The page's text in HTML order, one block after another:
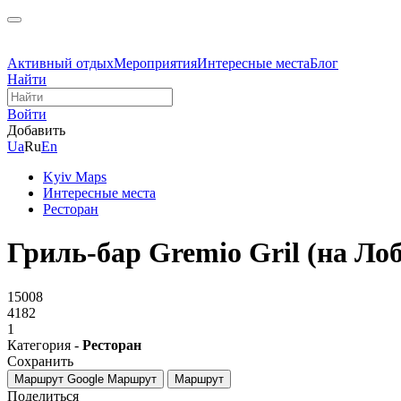
Активный отдыхМероприятияИнтересные местаБлог
Найти
Войти
Добавить
UaRuEn
Kyiv Maps
Интересные места
Ресторан
Гриль-бар Gremio Gril (на
15008
4182
1
Категория - Ресторан
Сохранить
Маршрут Google Маршрут Маршрут
Поделиться